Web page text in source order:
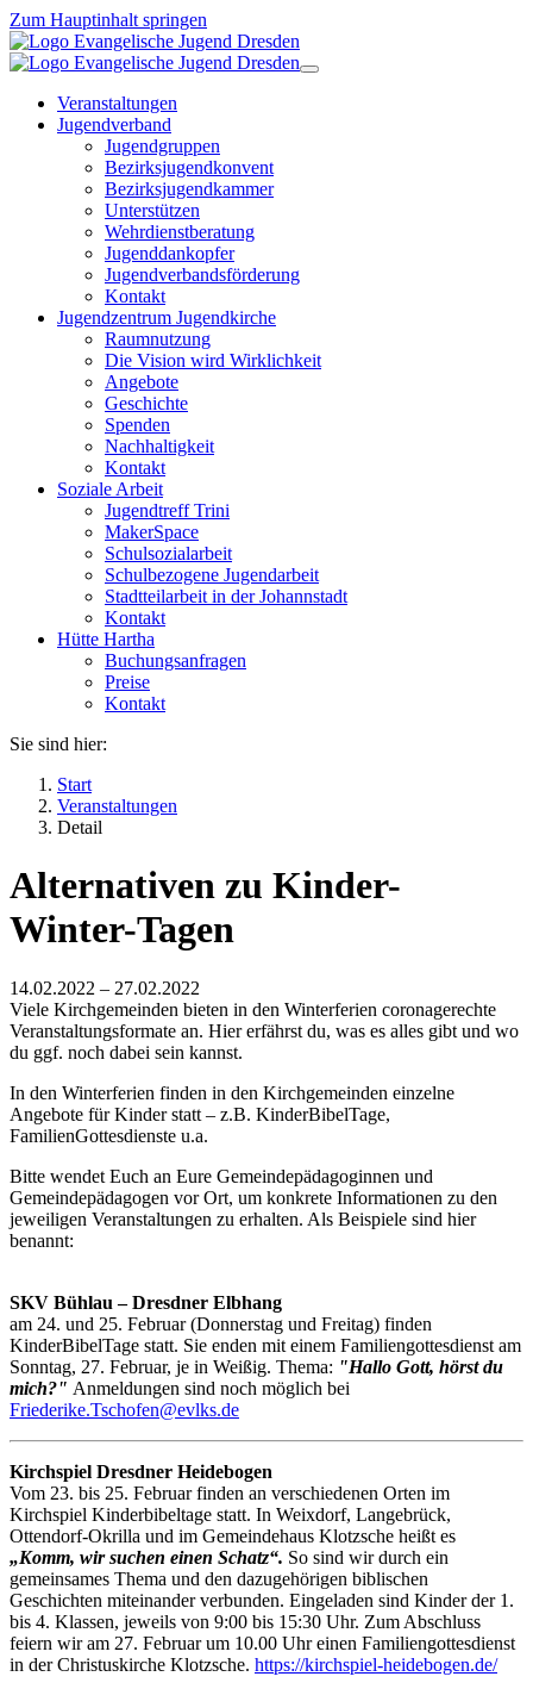
Zum Hauptinhalt springen
Veranstaltungen
Jugendverband
Jugendgruppen
Bezirksjugendkonvent
Bezirksjugendkammer
Unterstützen
Wehrdienstberatung
Jugenddankopfer
Jugendverbandsförderung
Kontakt
Jugendzentrum Jugendkirche
Raumnutzung
Die Vision wird Wirklichkeit
Angebote
Geschichte
Spenden
Nachhaltigkeit
Kontakt
Soziale Arbeit
Jugendtreff Trini
MakerSpace
Schulsozialarbeit
Schulbezogene Jugendarbeit
Stadtteilarbeit in der Johannstadt
Kontakt
Hütte Hartha
Buchungsanfragen
Preise
Kontakt
Sie sind hier:
Start
Veranstaltungen
Detail
Alternativen zu Kinder-
Winter-Tagen
14.02.2022 – 27.02.2022
Viele Kirchgemeinden bieten in den Winterferien coronagerechte
Veranstaltungsformate an. Hier erfährst du, was es alles gibt und wo
du ggf. noch dabei sein kannst.
In den Winterferien finden in den Kirchgemeinden einzelne
Angebote für Kinder statt – z.B. KinderBibelTage,
FamilienGottesdienste u.a.
Bitte wendet Euch an Eure Gemeindepädagoginnen und
Gemeindepädagogen vor Ort, um konkrete Informationen zu den
jeweiligen Veranstaltungen zu erhalten. Als Beispiele sind hier
benannt:
SKV Bühlau – Dresdner Elbhang
am 24. und 25. Februar (Donnerstag und Freitag) finden
KinderBibelTage statt. Sie enden mit einem Familiengottesdienst am
Sonntag, 27. Februar, je in Weißig. Thema: "Hallo Gott, hörst du
mich?" Anmeldungen sind noch möglich bei
Friederike.Tschofen@evlks.de
Kirchspiel Dresdner Heidebogen
Vom 23. bis 25. Februar finden an verschiedenen Orten im
Kirchspiel Kinderbibeltage statt. In Weixdorf, Langebrück,
Ottendorf-Okrilla und im Gemeindehaus Klotzsche heißt es
„Komm, wir suchen einen Schatz“. So sind wir durch ein
gemeinsames Thema und den dazugehörigen biblischen
Geschichten miteinander verbunden. Eingeladen sind Kinder der 1.
bis 4. Klassen, jeweils von 9:00 bis 15:30 Uhr. Zum Abschluss
feiern wir am 27. Februar um 10.00 Uhr einen Familiengottesdienst
in der Christuskirche Klotzsche. https://kirchspiel-heidebogen.de/